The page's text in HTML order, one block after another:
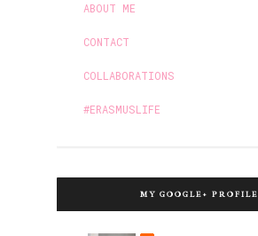
ABOUT ME
CONTACT
COLLABORATIONS
#ERASMUSLIFE
MY GOOGLE+ PROFILE